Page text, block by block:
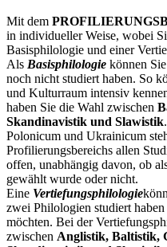
Mit dem
in individueller Weise, wobei
Basisphilologie und einer
Als Basisphilologie können
noch nicht studiert haben. So
und Kulturraum intensiv
haben Sie die Wahl zwischen
Skandinavistik und Slawistik
Polonicum und Ukrainicum
Profilierungsbereichs allen
offen, unabhängig davon, ob
gewählt wurde oder nicht.
Eine Vertiefungsphilologie
zwei Philologien studiert
möchten. Bei der
zwischen Anglistik, Baltistik,